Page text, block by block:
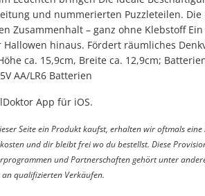
und nummerierten Puzzleteilen. Die
Zusammenhalt – ganz ohne Klebstoff
Hallowen hinaus. Fördert räumliches
ca. 15,9cm, Breite ca. 12,9cm;
AA/LR6 Batterien
App für iOS.
Seite ein Produkt kaufst, erhalten wir oftmals
und dir bleibt frei wo du bestellst. Diese
und Partnerschaften gehört unter
qualifizierten Verkäufen.